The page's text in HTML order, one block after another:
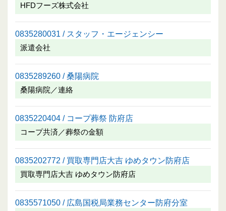
HFDフーズ株式会社
0835280031 / スタッフ・エージェンシー
派遣会社
0835289260 / 桑陽病院
桑陽病院／連絡
0835220404 / コープ葬祭 防府店
コープ共済／葬祭の金額
0835202772 / 買取専門店大吉 ゆめタウン防府店
買取専門店大吉 ゆめタウン防府店
0835571050 / 広島国税局業務センター防府分室